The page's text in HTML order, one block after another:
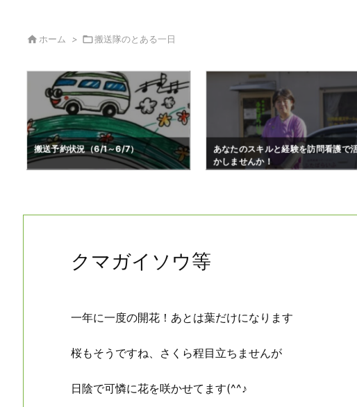
ホーム > 搬送隊のとある一日
あなたのスキルと経験を訪問看護で活
かしませんか！
夏季営業時間について
クマガイソウ等
一年に一度の開花！あとは葉だけになります
桜もそうですね、さくら程目立ちませんが
日陰で可憐に花を咲かせてます(^^♪